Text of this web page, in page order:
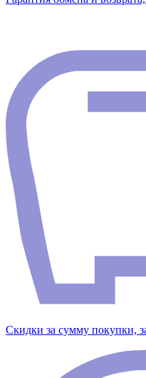
Скидки за сумму покупки,